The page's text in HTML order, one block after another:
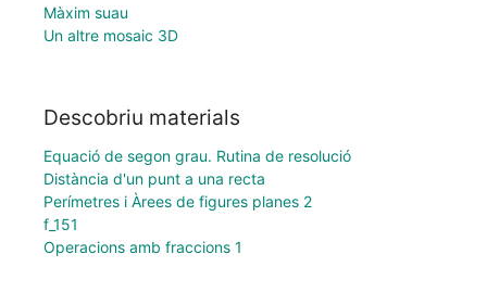
Màxim suau
Un altre mosaic 3D
Descobriu materials
Equació de segon grau. Rutina de resolució
Distància d'un punt a una recta
Perímetres i Àrees de figures planes 2
f_151
Operacions amb fraccions 1